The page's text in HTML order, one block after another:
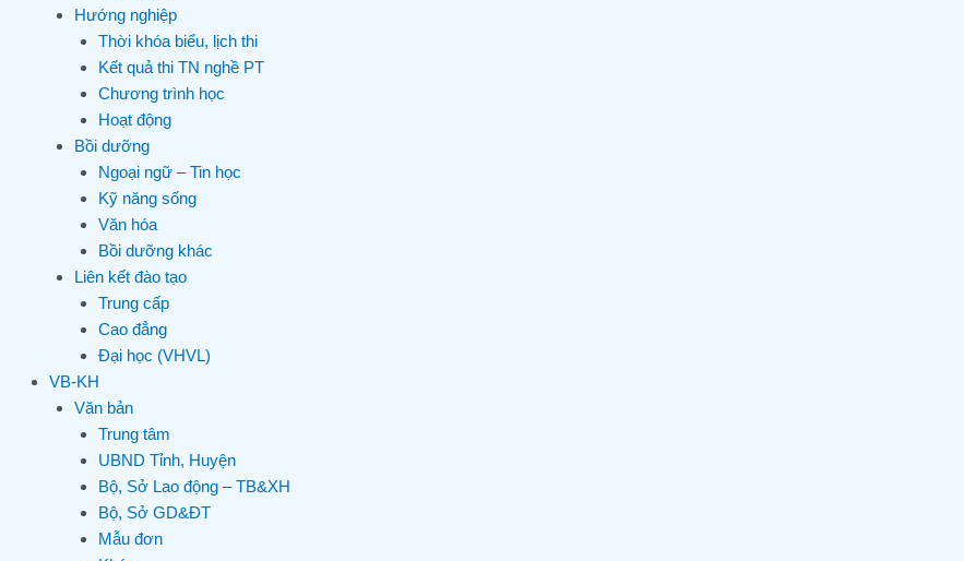
Hướng nghiệp
Thời khóa biểu, lịch thi
Kết quả thi TN nghề PT
Chương trình học
Hoạt động
Bồi dưỡng
Ngoại ngữ – Tin học
Kỹ năng sống
Văn hóa
Bồi dưỡng khác
Liên kết đào tạo
Trung cấp
Cao đẳng
Đại học (VHVL)
VB-KH
Văn bản
Trung tâm
UBND Tỉnh, Huyện
Bộ, Sở Lao động – TB&XH
Bộ, Sở GD&ĐT
Mẫu đơn